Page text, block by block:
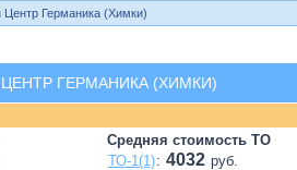
Центр Германика (Химки)
ГЕРМАНИКА (ХИМКИ)
Средняя стоимость ТО
ТО-1(1): 4032 руб.